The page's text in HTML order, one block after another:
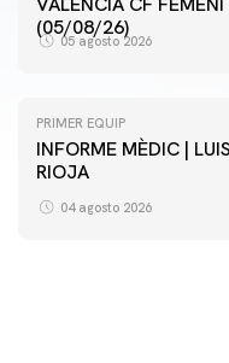
(05/08/26)
05 agosto 2026
PRIMER EQUIP
INFORME MÈDIC | LUIS
RIOJA
04 agosto 2026
VCF FEMENÍ
ENTRENAMENT DEL